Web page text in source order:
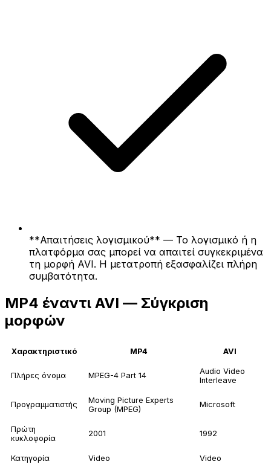
**Απαιτήσεις λογισμικού** — Το λογισμικό ή η
πλατφόρμα σας μπορεί να απαιτεί συγκεκριμένα
τη μορφή AVI. Η μετατροπή εξασφαλίζει πλήρη
συμβατότητα.
MP4 έναντι AVI — Σύγκριση
μορφών
Χαρακτηριστικό MP4 AVI
Πλήρες όνομα MPEG-4 Part 14
Audio Video
Interleave
Προγραμματιστής
Moving Picture Experts
Group (MPEG)
Microsoft
Πρώτη
κυκλοφορία
2001 1992
Κατηγορία Video Video